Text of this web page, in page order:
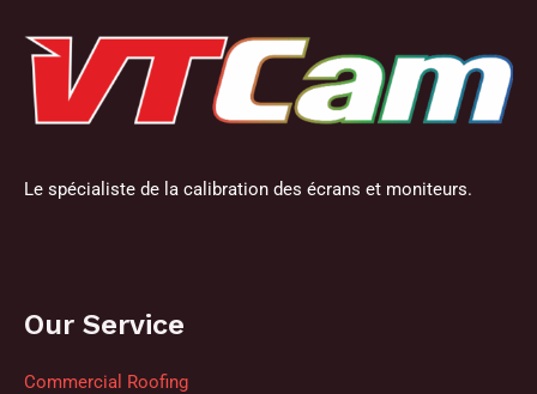
Le spécialiste de la calibration des écrans et moniteurs.
Our Service
Commercial Roofing